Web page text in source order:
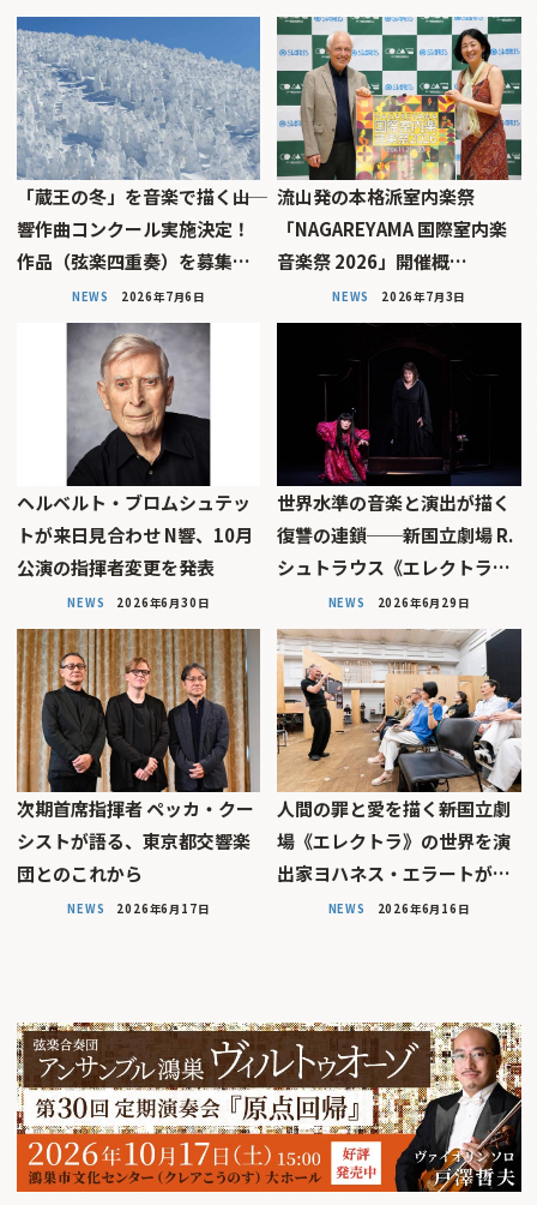
「蔵王の冬」を音楽で描く――山
響作曲コンクール実施決定！
作品（弦楽四重奏）を募集…
NEWS 2026年7月6日
流山発の本格派室内楽祭
「NAGAREYAMA 国際室内楽
音楽祭 2026」開催概…
NEWS 2026年7月3日
ヘルベルト・ブロムシュテッ
トが来日見合わせ N響、10月
公演の指揮者変更を発表
NEWS 2026年6月30日
世界水準の音楽と演出が描く
復讐の連鎖──新国立劇場 R.
シュトラウス《エレクトラ…
NEWS 2026年6月29日
次期首席指揮者 ペッカ・クー
シストが語る、東京都交響楽
団とのこれから
NEWS 2026年6月17日
人間の罪と愛を描く――新国立劇
場《エレクトラ》の世界を演
出家ヨハネス・エラートが…
NEWS 2026年6月16日